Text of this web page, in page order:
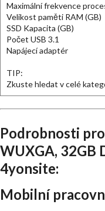
Maximální frekvence
Velikost paměti RAM (GB)
SSD Kapacita (GB)
Počet USB 3.1
Napájecí adaptér
TIP:
Zkuste hledat v celé
Podrobnosti
WUXGA, 32GB
4yonsite:
Mobilní